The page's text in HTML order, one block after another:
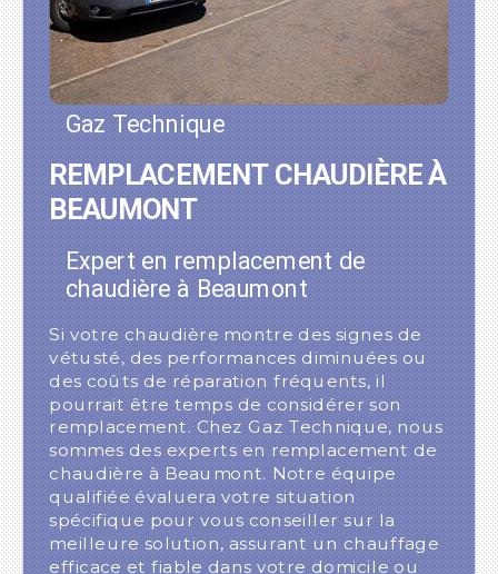
Gaz Technique
REMPLACEMENT CHAUDIÈRE À
BEAUMONT
Expert en remplacement de
chaudière à Beaumont
Si votre chaudière montre des signes de
vétusté, des performances diminuées ou
des coûts de réparation fréquents, il
pourrait être temps de considérer son
remplacement. Chez Gaz Technique, nous
sommes des experts en remplacement de
chaudière à Beaumont. Notre équipe
qualifiée évaluera votre situation
spécifique pour vous conseiller sur la
meilleure solution, assurant un chauffage
efficace et fiable dans votre domicile ou